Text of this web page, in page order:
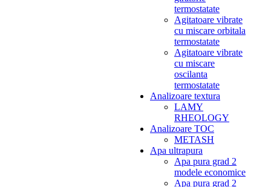
termostatate
Agitatoare vibrate
cu miscare orbitala
termostatate
Agitatoare vibrate
cu miscare
oscilanta
termostatate
Analizoare textura
LAMY
RHEOLOGY
Analizoare TOC
METASH
Apa ultrapura
Apa pura grad 2
modele economice
Apa pura grad 2